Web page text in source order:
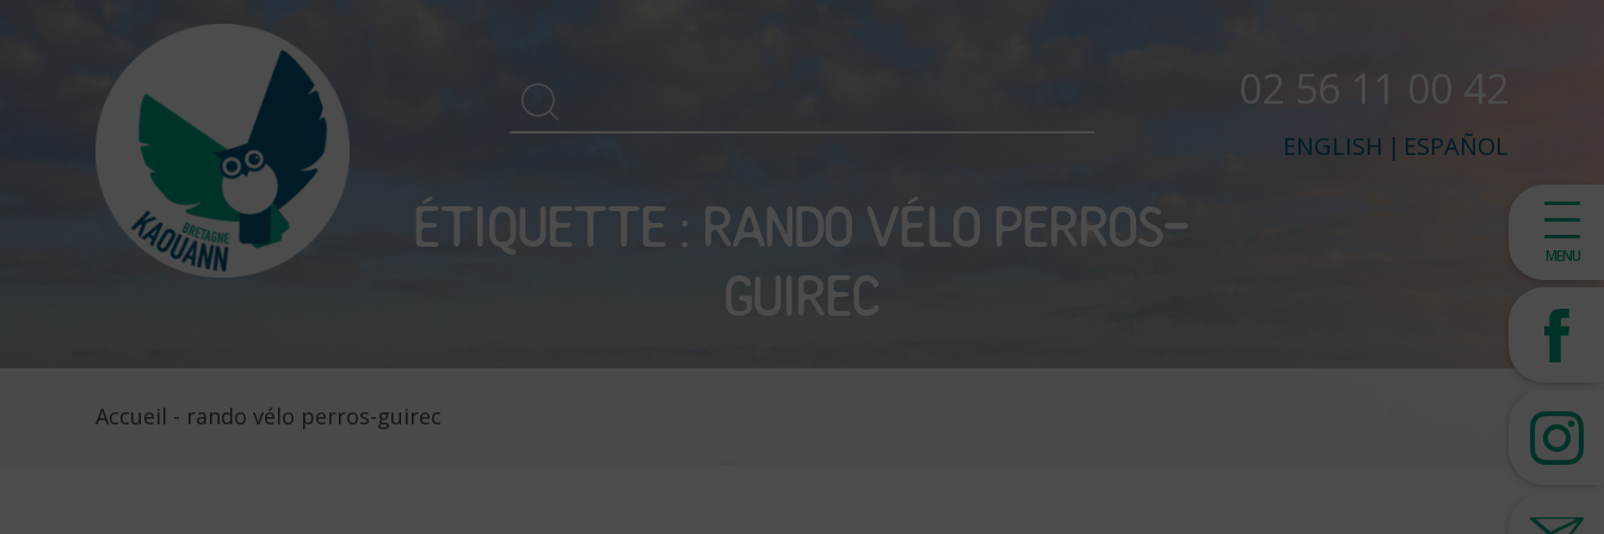
Search
for:SEARCH 02 56 11 00 42
ENGLISH | ESPAÑOL
ÉTIQUETTE : RANDO VÉLO PERROS-
GUIREC
MENU
Accueil - rando vélo perros-guirec